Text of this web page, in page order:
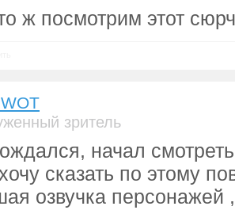
ж посмотрим этот
зритель
начал
сказать по этому
озвучка персонажей